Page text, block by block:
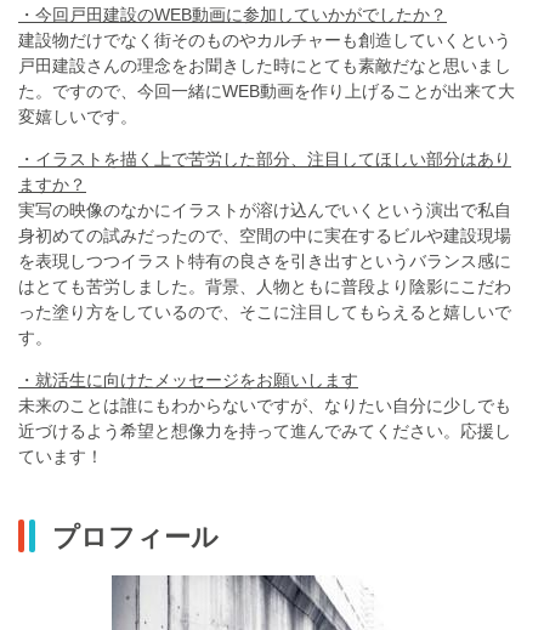
・今回戸田建設のWEB動画に参加していかがでしたか？
建設物だけでなく街そのものやカルチャーも創造していくという
戸田建設さんの理念をお聞きした時にとても素敵だなと思いまし
た。ですので、今回一緒にWEB動画を作り上げることが出来て大
変嬉しいです。
・イラストを描く上で苦労した部分、注目してほしい部分はあり
ますか？
実写の映像のなかにイラストが溶け込んでいくという演出で私自
身初めての試みだったので、空間の中に実在するビルや建設現場
を表現しつつイラスト特有の良さを引き出すというバランス感に
はとても苦労しました。背景、人物ともに普段より陰影にこだわ
った塗り方をしているので、そこに注目してもらえると嬉しいで
す。
・就活生に向けたメッセージをお願いします
未来のことは誰にもわからないですが、なりたい自分に少しでも
近づけるよう希望と想像力を持って進んでみてください。応援し
ています！
プロフィール